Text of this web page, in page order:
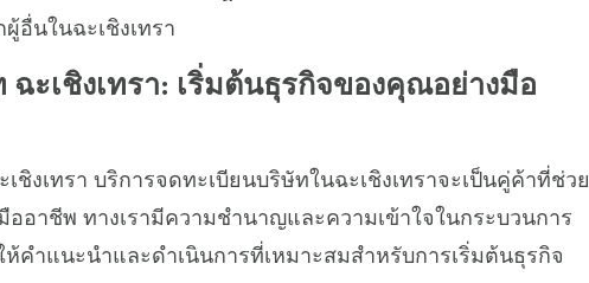
อื่นในฉะเชิงเทรา
ะเชิงเทรา: เริ่มต้นธุรกิจของคุณอย่างมือ
ชิงเทรา บริการจดทะเบียนบริษัทในฉะเชิงเทราจะเป็นคู่ค้าที่ช่วย
อาชีพ ทางเรามีความชำนาญและความเข้าใจในกระบวนการ
คำแนะนำและดำเนินการที่เหมาะสมสำหรับการเริ่มต้นธุรกิจ